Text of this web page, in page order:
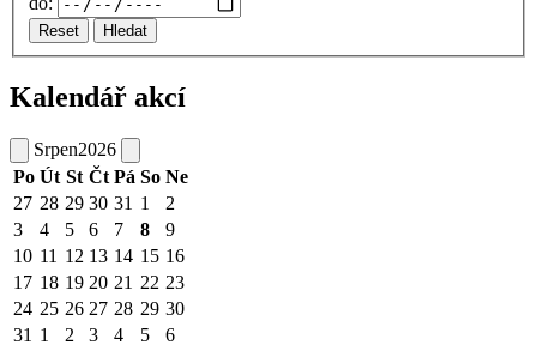
Reset Hledat
Kalendář akcí
Srpen2026
Po Út St Čt Pá So Ne
27 28 29 30 31 1
2
3
4 5 6 7 8
9
10 11 12 13 14 15 16
17 18 19 20 21 22 23
24 25 26 27 28 29 30
31 1 2 3 4 5 6